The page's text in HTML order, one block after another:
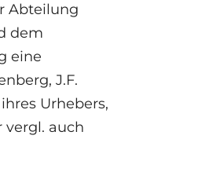
Abteilung
dem
eine
J.F.
Urhebers,
vergl. auch